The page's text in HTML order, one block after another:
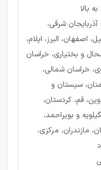
شرقی،
اصفهان، البرز، ایلام،
و بختیاری، خراسان
خراسان شمالی،
سیستان و
قم، کردستان،
و بویراحمد،
مازندران، مرکزی،